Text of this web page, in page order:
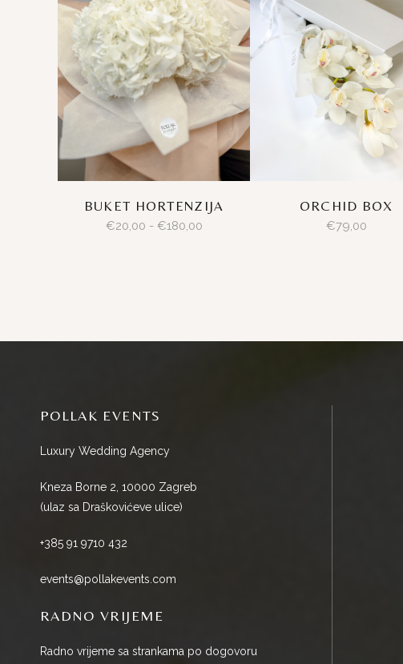
BUKET HORTENZIJA
€20,00 - €180,00
ORCHID BOX
€79,00
POLLAK EVENTS
Luxury Wedding Agency
Kneza Borne 2, 10000 Zagreb
(ulaz sa Draškovićeve ulice)
+385 91 9710 432
events@pollakevents.com
RADNO VRIJEME
Radno vrijeme sa strankama po dogovoru